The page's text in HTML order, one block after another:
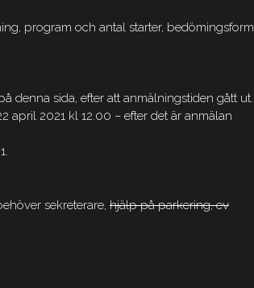
program och antal starter, bedömingsform
denna sida, efter att anmälningstiden gått ut.
april 2021 kl 12.00 – efter det är anmälan
sekreterare, hjälp på parkering, ev